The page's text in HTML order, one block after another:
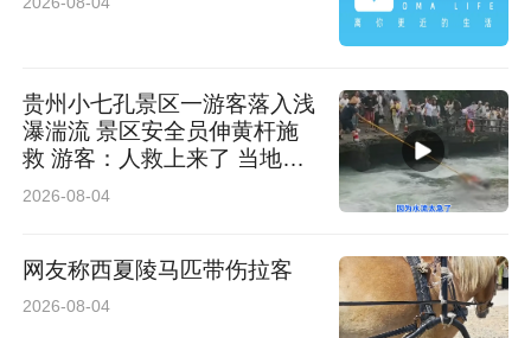
贵州小七孔景区一游客落入浅
瀑湍流 景区安全员伸黄杆施
救 游客：人救上来了 当地回
应：完全按照救援标准
2026-08-04
网友称西夏陵马匹带伤拉客
2026-08-04